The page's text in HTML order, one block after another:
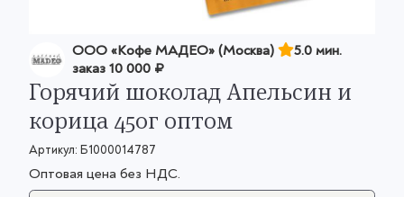
OOO «Кофе МАДЕО» (Москва)
5.0 мин.
заказ10 000 ₽
Горячий шоколад Апельсин и
корица 450г оптом
Артикул: Б1000014787
Оптовая цена без НДС.